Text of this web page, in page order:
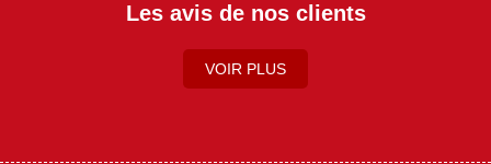
Les avis de nos clients
VOIR PLUS